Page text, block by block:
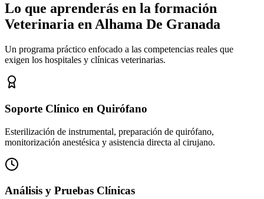
Lo que aprenderás en la formación
Veterinaria en Alhama De Granada
Un programa práctico enfocado a las competencias reales que
exigen los hospitales y clínicas veterinarias.
Soporte Clínico en Quirófano
Esterilización de instrumental, preparación de quirófano,
monitorización anestésica y asistencia directa al cirujano.
Análisis y Pruebas Clínicas